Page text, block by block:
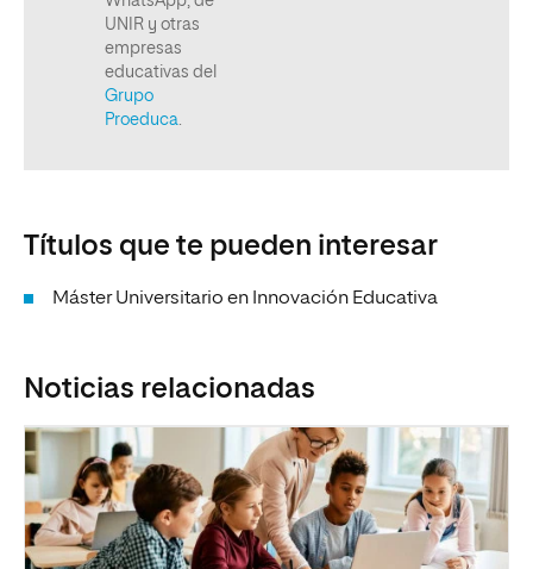
Títulos que te pueden interesar
Máster Universitario en Innovación Educativa
Noticias relacionadas